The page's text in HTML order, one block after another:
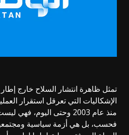
تمثل ظاهرة انتشار السلاح خارج إطار
الإشكاليات التي تعرقل استقرار
منذ عام 2003 وحتى اليوم،
فحسب، بل هي أزمة سياسية